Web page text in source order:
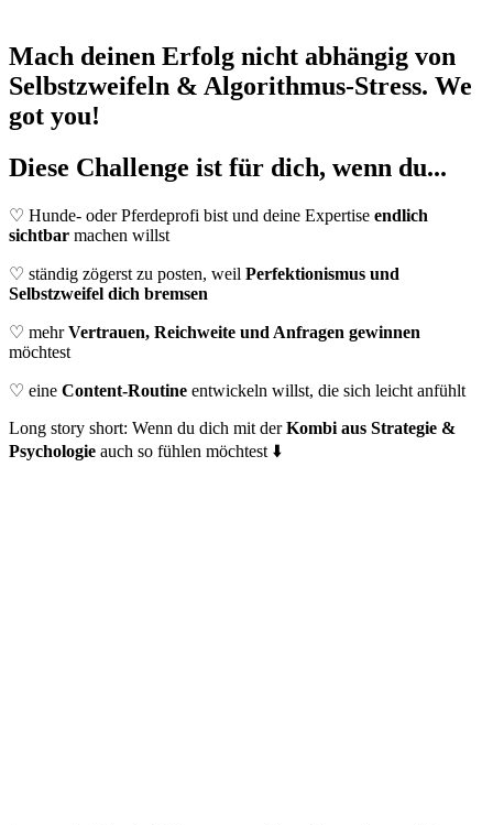
Mach deinen Erfolg nicht abhängig von
Selbstzweifeln & Algorithmus-Stress. We
got you!
Diese Challenge ist für dich, wenn du...
♡ Hunde- oder Pferdeprofi bist und deine Expertise endlich
sichtbar machen willst
♡ ständig zögerst zu posten, weil Perfektionismus und
Selbstzweifel dich bremsen
♡ mehrVertrauen, Reichweite und Anfragen gewinnen
möchtest
♡ eine Content-Routine entwickeln willst, die sich leicht anfühlt
Long story short: Wenn du dich mit derKombi aus Strategie &
Psychologie auch so fühlen möchtest ⬇️